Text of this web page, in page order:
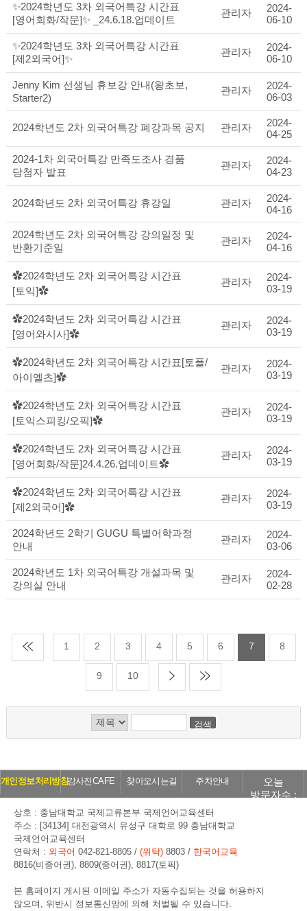
✨2024학년도 3차 외국어특강 시간표
[영어회화/작문]✨ _24.6.18.업데이트
관리자
2024-
06-10
✨2024학년도 3차 외국어특강 시간표
[제2외국어]✨
관리자
2024-
06-10
Jenny Kim 선생님 휴보강 안내(왕초보,
Starter2)
관리자
2024-
06-03
2024학년도 2차 외국어특강 폐강과목 공지 관리자
2024-
04-25
2024-1차 외국어특강 만족도조사 경품
당첨자 발표
관리자
2024-
04-23
2024학년도 2차 외국어특강 휴강일 관리자
2024-
04-16
2024학년도 2차 외국어특강 강의일정 및
반환기준일
관리자
2024-
04-16
✿2024학년도 2차 외국어특강 시간표
[토익]✿
관리자
2024-
03-19
✿2024학년도 2차 외국어특강 시간표
[영어와시사]✿
관리자
2024-
03-19
✿2024학년도 2차 외국어특강 시간표[토플/
아이엘츠]✿
관리자
2024-
03-19
✿2024학년도 2차 외국어특강 시간표
[토익스피킹/오픽]✿
관리자
2024-
03-19
✿2024학년도 2차 외국어특강 시간표
[영어회화/작문]24.4.26.업데이트✿
관리자
2024-
03-19
✿2024학년도 2차 외국어특강 시간표
[제2외국어]✿
관리자
2024-
03-19
2024학년도 2학기 GUGU 특별어학과정
안내
관리자
2024-
03-06
2024학년도 1차 외국어특강 개설과목 및
강의실 안내
관리자
2024-
02-28
1 2 3 4 5 6 7 8
9 10
검색
개인정보처리방침강사진CAFE 찾아오시는길 주차안내
오늘
방문자수 :
상호 : 충남대학교 국제교류본부 국제언어교육센터
주소 : [34134] 대전광역시 유성구 대학로 99 충남대학교
국제언어교육센터
연락처 : 외국어 042-821-8805 / (위탁) 8803 / 한국어교육
8816(비중어권), 8809(중어권), 8817(토픽)
본 홈페이지 게시된 이메일 주소가 자동수집되는 것을 허용하지
않으며, 위반시 정보통신망에 의해 처벌될 수 있습니다.